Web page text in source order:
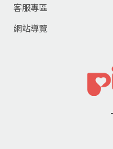
客服專區
網站導覽